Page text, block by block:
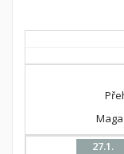
27.1.